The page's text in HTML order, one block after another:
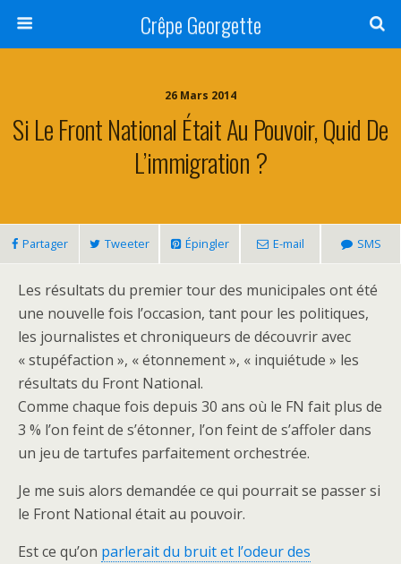
Crêpe Georgette
26 Mars 2014
Si Le Front National Était Au Pouvoir, Quid De
L’immigration ?
Partager Tweeter Épingler E-mail SMS
Les résultats du premier tour des municipales ont été
une nouvelle fois l’occasion, tant pour les politiques,
les journalistes et chroniqueurs de découvrir avec
« stupéfaction », « étonnement », « inquiétude » les
résultats du Front National.
Comme chaque fois depuis 30 ans où le FN fait plus de
3 % l’on feint de s’étonner, l’on feint de s’affoler dans
un jeu de tartufes parfaitement orchestrée.
Je me suis alors demandée ce qui pourrait se passer si
le Front National était au pouvoir.
Est ce qu’on parlerait du bruit et l’odeur des